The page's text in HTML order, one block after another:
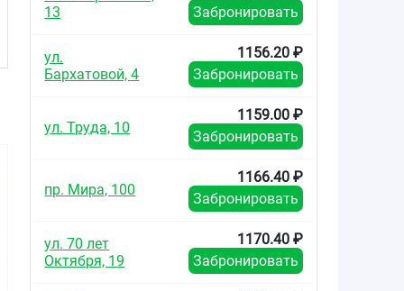
от67.50₽ от266.40₽
13
Забронировать
ул.
Бархатовой, 4
1156.20 ₽
Забронировать
ул. Труда, 10
1159.00 ₽
Забронировать
пр. Мира, 100
1166.40 ₽
Забронировать
ул. 70 лет
Октября, 19
1170.40 ₽
Забронировать